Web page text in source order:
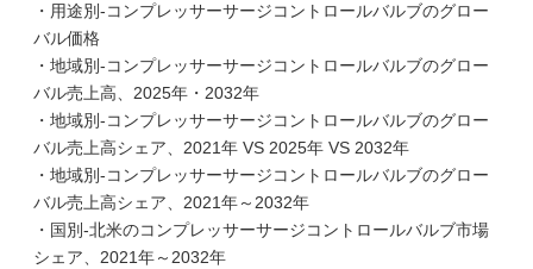
・用途別-コンプレッサーサージコントロールバルブのグロー
バル価格
・地域別-コンプレッサーサージコントロールバルブのグロー
バル売上高、2025年・2032年
・地域別-コンプレッサーサージコントロールバルブのグロー
バル売上高シェア、2021年 VS 2025年 VS 2032年
・地域別-コンプレッサーサージコントロールバルブのグロー
バル売上高シェア、2021年～2032年
・国別-北米のコンプレッサーサージコントロールバルブ市場
シェア、2021年～2032年